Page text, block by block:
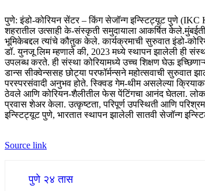
पुणे: इंडो-कोरियन सेंटर – किंग सेजॉन्ग इन्स्टिट्यूट पुणे (IKC
शहरातील उत्साही के-संस्कृती समुदायाला आकर्षित केले.
भूमिकेबद्दल त्यांचे कौतुक केले. कार्यक्रमाची सुरुवात इंडो-
डॉ. युनजू लिम म्हणाले की, 2023 मध्ये स्थापन झालेली ही संस्था
उपलब्ध करते.ही संस्था कोरियामध्ये उच्च शिक्षण घेऊ
डान्स सीक्वेन्ससह छोट्या परफॉर्मन्सने महोत्सवाची
परस्परसंवादी अनुभव होते. स्क्विड गेम-थीम असलेल्या
ठेवले आणि कोरियन-शैलीतील फेस पेंटिंगचा आनंद घेतला.
प्रवास शेअर केला.उत्कृष्टता, परिपूर्ण उपस्थिती आणि
इन्स्टिट्यूट पुणे, भारतात स्थापन झालेली सातवी सेजॉन्ग
Source link
पुणे २४ तास